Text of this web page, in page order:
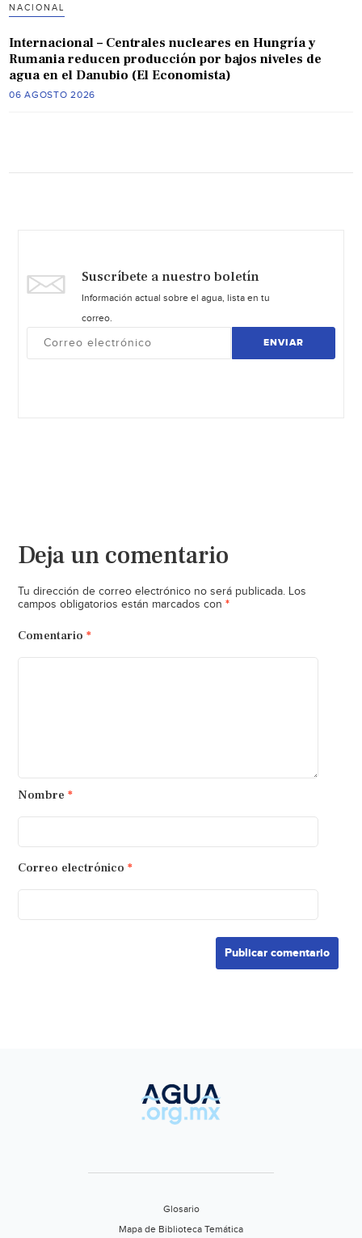
NACIONAL
Internacional – Centrales nucleares en Hungría y
Rumania reducen producción por bajos niveles de
agua en el Danubio (El Economista)
06 AGOSTO 2026
Suscríbete a nuestro boletín
Información actual sobre el agua, lista en tu
correo.
ENVIAR
Deja un comentario
Tu dirección de correo electrónico no será publicada. Los
campos obligatorios están marcados con *
Comentario *
Nombre *
Correo electrónico *
Glosario
Mapa de Biblioteca Temática